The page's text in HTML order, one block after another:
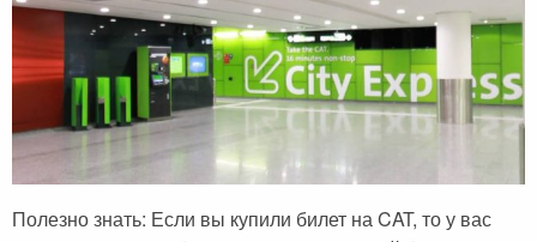
Полезно знать: Если вы купили билет на CAT, то у вас